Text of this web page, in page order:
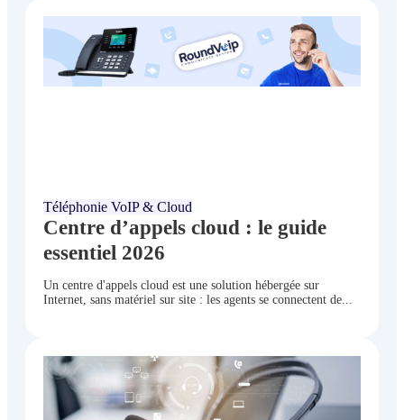
Téléphonie VoIP & Cloud
Centre d’appels cloud : le guide
essentiel 2026
Un centre d'appels cloud est une solution hébergée sur
Internet, sans matériel sur site : les agents se connectent de...